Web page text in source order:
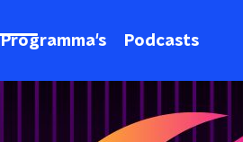
Programma's Podcasts